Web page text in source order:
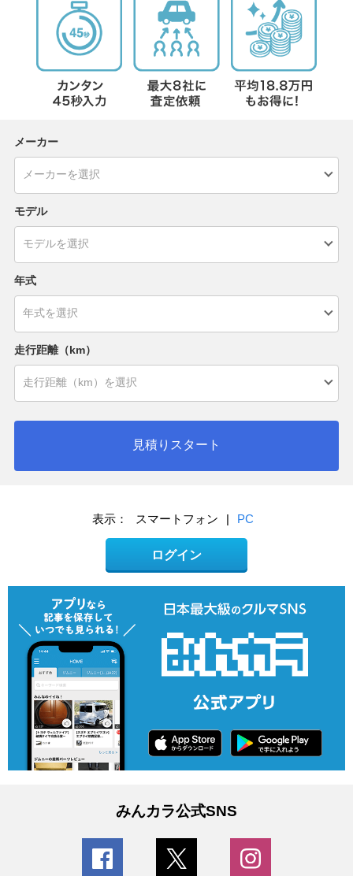
メーカー
モデル
年式
走行距離（km）
見積りスタート
表示： スマートフォン | PC
ログイン
みんカラ公式SNS